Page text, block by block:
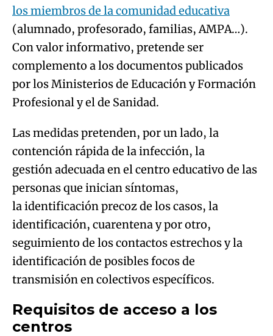
los miembros de la comunidad educativa
(alumnado, profesorado, familias, AMPA…).
Con valor informativo, pretende ser
complemento a los documentos publicados
por los Ministerios de Educación y Formación
Profesional y el de Sanidad.
Las medidas pretenden, por un lado, la
contención rápida de la infección, la
gestión adecuada en el centro educativo de las
personas que inician síntomas,
la identificación precoz de los casos, la
identificación, cuarentena y por otro,
seguimiento de los contactos estrechos y la
identificación de posibles focos de
transmisión en colectivos específicos.
Requisitos de acceso a los
centros